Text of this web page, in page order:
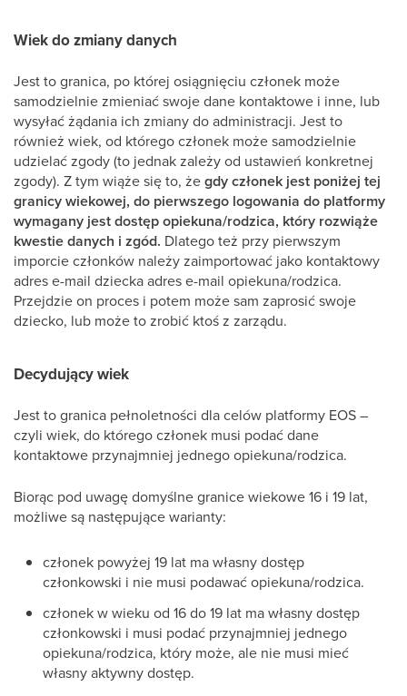
Wiek do zmiany danych
Jest to granica, po której osiągnięciu członek może
samodzielnie zmieniać swoje dane kontaktowe i inne, lub
wysyłać żądania ich zmiany do administracji. Jest to
również wiek, od którego członek może samodzielnie
udzielać zgody (to jednak zależy od ustawień konkretnej
zgody). Z tym wiąże się to, żegdy członek jest poniżej tej
granicy wiekowej, do pierwszego logowania do platformy
wymagany jest dostęp opiekuna/rodzica, który rozwiąże
kwestie danych i zgód. Dlatego też przy pierwszym
imporcie członków należy zaimportować jako kontaktowy
adres e-mail dziecka adres e-mail opiekuna/rodzica.
Przejdzie on proces i potem może sam zaprosić swoje
dziecko, lub może to zrobić ktoś z zarządu.
Decydujący wiek
Jest to granica pełnoletności dla celów platformy EOS –
czyli wiek, do którego członek musi podać dane
kontaktowe przynajmniej jednego opiekuna/rodzica.
Biorąc pod uwagę domyślne granice wiekowe 16 i 19 lat,
możliwe są następujące warianty:
członek powyżej 19 lat ma własny dostęp
członkowski i nie musi podawać opiekuna/rodzica.
członek w wieku od 16 do 19 lat ma własny dostęp
członkowski i musi podać przynajmniej jednego
opiekuna/rodzica, który może, ale nie musi mieć
własny aktywny dostęp.